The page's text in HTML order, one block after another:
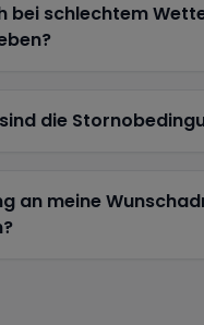
bei schlechtem
die
an meine